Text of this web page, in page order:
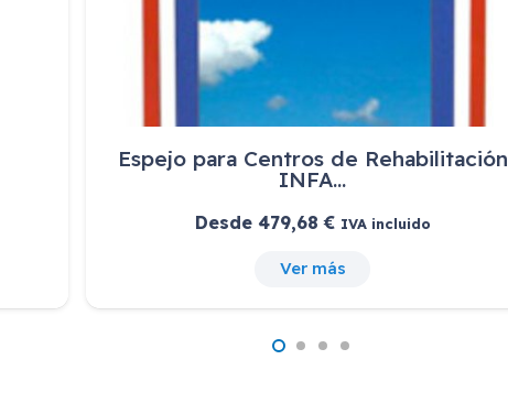
Espejo para Centros de Rehabilitación
INFA…
Desde 479,68€ IVA incluido
Ver más